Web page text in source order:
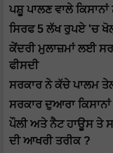
ਪਸ਼ੂ ਪਾਲਣ ਵਾਲੇ
ਸਿਰਫ 5 ਲੱਖ ਰੁਪਏ 'ਚ
ਕੇਂਦਰੀ ਮੁਲਾਜ਼ਮਾਂ ਲਈ
ਫੀਸਦੀ
ਸਰਕਾਰ ਨੇ ਕੱਚੇ ਪਾਲਮ
ਸਰਕਾਰ ਦੁਆਰਾ
ਪੌਲੀ ਅਤੇ ਨੈਟ ਹਾਊਸ ਤੇ
ਦੀ ਆਖਰੀ ਤਰੀਕ ?